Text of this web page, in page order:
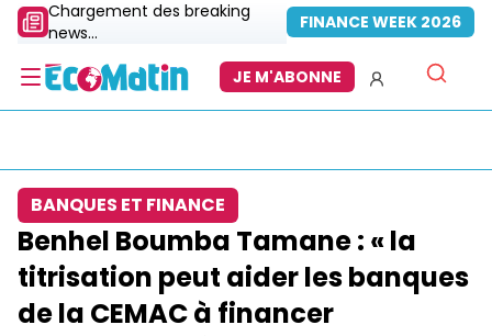
Chargement des breaking
news...
FINANCE WEEK 2026
JE M'ABONNE
BANQUES ET FINANCE
Benhel Boumba Tamane : « la
titrisation peut aider les banques
de la CEMAC à financer